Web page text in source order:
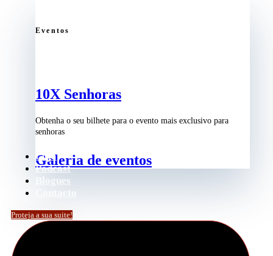
Eventos
10X Senhoras
Obtenha o seu bilhete para o evento mais exclusivo para
senhoras
Galeria de eventos
Loja
Podcast
Blogues
Contacto
Proteja a sua suite!